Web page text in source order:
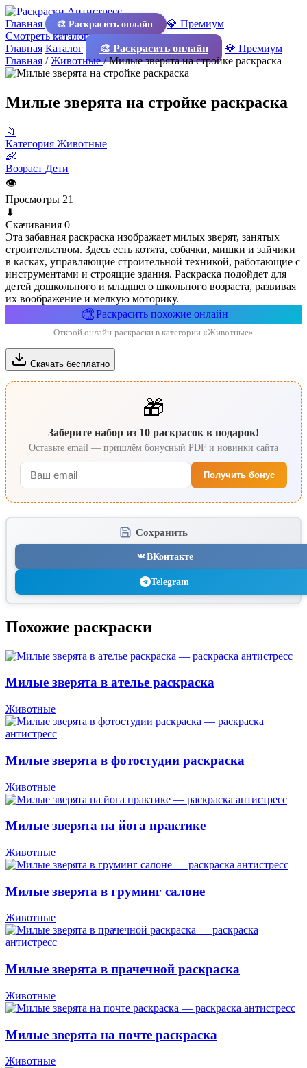
Главная 🎨 Раскрасить онлайн
💎 Премиум
Смотреть каталог
Главная Каталог 🎨 Раскрасить онлайн
💎 Премиум
Главная /Животные/Милые зверята на стройке раскраска
Милые зверята на стройке раскраска
📁
Категория Животные
👶
Возраст Дети
👁
Просмотры 21
⬇
Скачивания 0
Эта забавная раскраска изображает милых зверят, занятых
строительством. Здесь есть котята, собачки, мишки и зайчики
в касках, управляющие строительной техникой, работающие с
инструментами и строящие здания. Раскраска подойдет для
детей дошкольного и младшего школьного возраста, развивая
их воображение и мелкую моторику.
🎨Раскрасить похожие онлайн
Открой онлайн-раскраски в категории «Животные»
Скачать бесплатно
🎁
Заберите набор из 10 раскрасок в подарок!
Оставьте email — пришлём бонусный PDF и новинки сайта
Получить бонус
Сохранить
ВКонтакте
Telegram
Похожие раскраски
Милые зверята в ателье раскраска
Животные
Милые зверята в фотостудии раскраска
Животные
Милые зверята на йога практике
Животные
Милые зверята в груминг салоне
Животные
Милые зверята в прачечной раскраска
Животные
Милые зверята на почте раскраска
Животные